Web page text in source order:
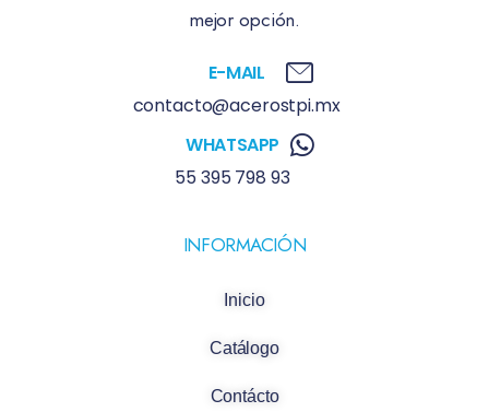
mejor opción.
E-MAIL
contacto@acerostpi.mx
WHATSAPP
55 395 798 93
INFORMACIÓN
Inicio
Catálogo
Contácto